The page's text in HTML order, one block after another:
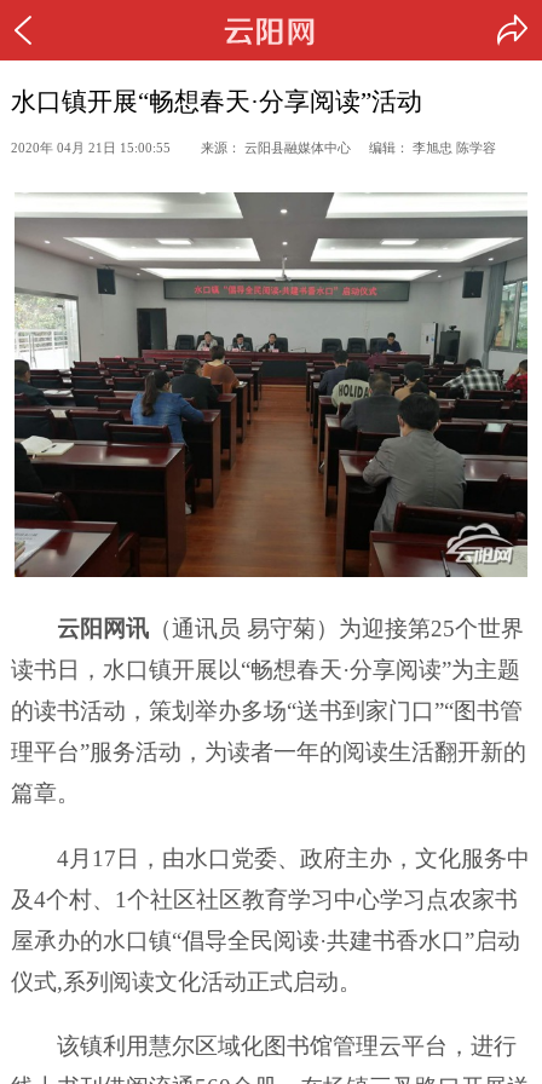
水口镇开展“畅想春天·分享阅读”活动
2020年 04月 21日 15:00:55 来源： 云阳县融媒体中心 编辑： 李旭忠 陈学容
云阳网讯 （通讯员 易守菊）为迎接第25个世界
读书日，水口镇开展以“畅想春天·分享阅读”为主题
的读书活动，策划举办多场“送书到家门口”“图书管
理平台”服务活动，为读者一年的阅读生活翻开新的
篇章。
4月17日，由水口党委、政府主办，文化服务中
及4个村、1个社区社区教育学习中心学习点农家书
屋承办的水口镇“倡导全民阅读·共建书香水口”启动
仪式,系列阅读文化活动正式启动。
该镇利用慧尔区域化图书馆管理云平台，进行